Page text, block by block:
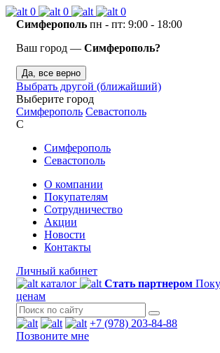
0 0
0
Симферополь пн - пт: 9:00 - 18:00
Ваш город — Симферополь?
Да, все верно
Выбрать другой (ближайший)
Выберите город
Симферополь Севастополь
С
Симферополь
Севастополь
О компании
Покупателям
Сотрудничество
Акции
Новости
Контакты
Личный кабинет
каталог
Стать партнером
ценам
+7 (978) 203-84-88
Позвоните мне